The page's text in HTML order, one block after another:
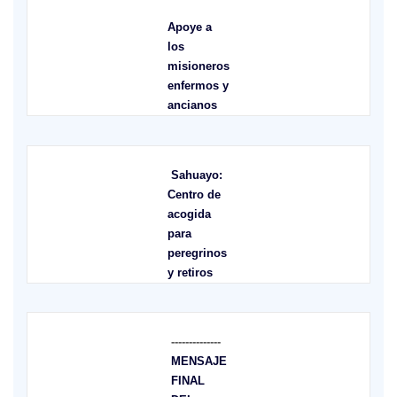
Apoye a
los
misioneros
enfermos y
ancianos
Sahuayo:
Centro de
acogida
para
peregrinos
y retiros
--------------
MENSAJE
FINAL